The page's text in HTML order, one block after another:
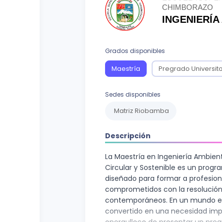
Ingenierías y Arquitectura
CHIMBORAZO
Grados disponibles
Maestría Pregrado
Sedes disponibles
Matriz Riobamba
Descripción
La Maestría en Ingeniería
Circular y Sostenible es un
diseñado para formar a
comprometidos con la
contemporáneos. En un mundo
convertido en una necesidad